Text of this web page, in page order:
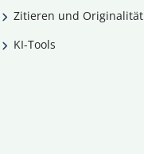
Zitieren und Originalität
KI-Tools